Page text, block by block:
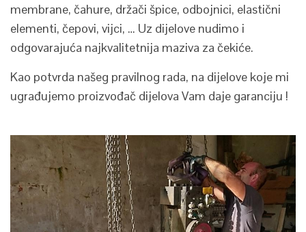
membrane, čahure, držači špice, odbojnici, elastični
elementi, čepovi, vijci, … Uz dijelove nudimo i
odgovarajuća najkvalitetnija maziva za čekiće.
Kao potvrda našeg pravilnog rada, na dijelove koje mi
ugrađujemo proizvođač dijelova Vam daje garanciju !